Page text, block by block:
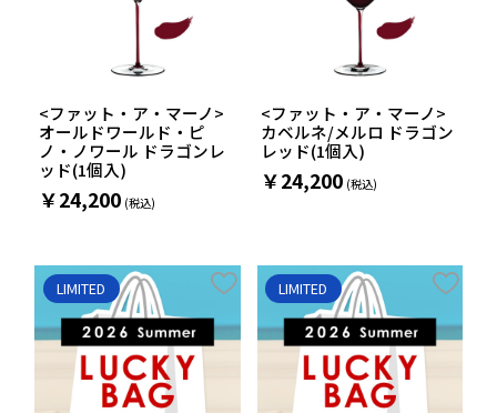
<ファット・ア・マーノ>
オールドワールド・ピ
ノ・ノワール ドラゴンレ
ッド(1個入)
￥24,200
<ファット・ア・マーノ>
カベルネ/メルロ ドラゴン
レッド(1個入)
￥24,200
LIMITED LIMITED